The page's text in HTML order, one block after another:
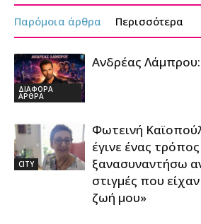
Παρόμοια άρθρα Περισσότερα
ΔΙΑΦΟΡΑ
ΑΡΘΡΑ
Ανδρέας
CITY
Φωτεινή
έγινε ένας
ξανασυναντήσω
στιγμές που
ζωή μου»